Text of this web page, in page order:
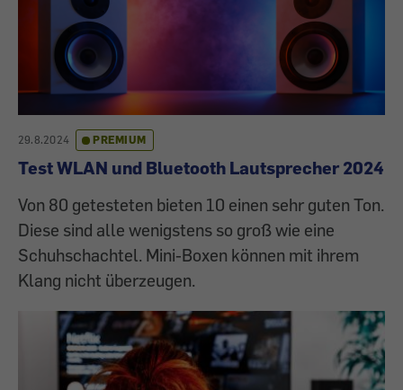
29.8.2024 PREMIUM
Test WLAN und Bluetooth Lautsprecher 2024
Von 80 getesteten bieten 10 einen sehr guten Ton.
Diese sind alle wenigstens so groß wie eine
Schuhschachtel. Mini-Boxen können mit ihrem
Klang nicht überzeugen.